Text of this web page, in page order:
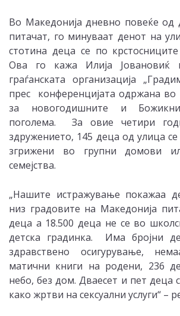
Во Македонија дневно повеќе од
питачат, го минуваат денот на
стотина деца се по
Ова го кажа Илија Јовановиќ
граѓанската организација
прес конференцијата одржана во
за новогодишните и
поголема. За овие четири
здружението, 145 деца од улица се
згрижени во групни домови
семејства.
„Нашите истражување покажаа
низ градовите на Македонија
деца а 18.500 деца не се во
детска градинка. Има бројни
здравствено осигурување,
матични книги на родени, 236
небо, без дом. Дваесет и пет деца
како жртви на сексуални услуги“ –